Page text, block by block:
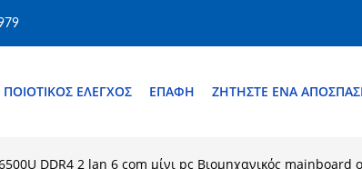
ΠΟΙΟΤΙΚΌΣ ΈΛΕΓΧΟΣ ΕΠΑΦΉ ΖΗΤΉΣΤΕ ΈΝΑ
DDR4 2 lan 6 com μίνι pc Βιομηχανικός mainboard